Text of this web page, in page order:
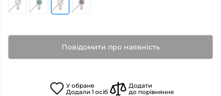
Повідомити про наявність
У обране
Додали 1 осіб
Додати
до порівняння